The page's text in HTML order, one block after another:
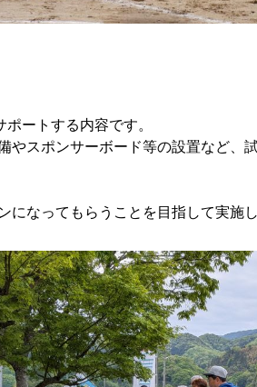
ートする内容です。
スポンサーボード等の設置など、
なってもらうことを目指して実施し